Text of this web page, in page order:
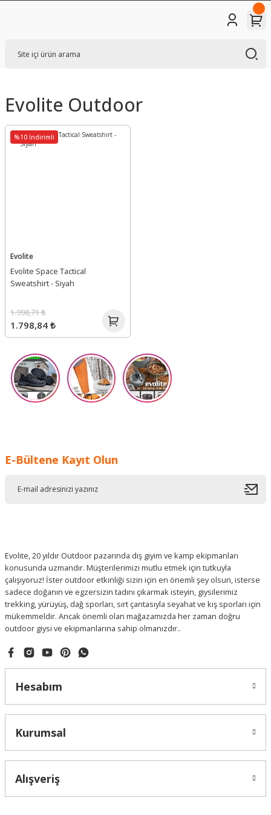
Evolite Outdoor
%10 İndirimli
Evolite
Evolite Space Tactical
Sweatshirt - Siyah
1.798,84 ₺
1.998,71 ₺
E-Bültene Kayıt Olun
Evolite, 20 yıldır Outdoor pazarında dış giyim ve kamp ekipmanları
konusunda uzmandır. Müşterilerimizi mutlu etmek için tutkuyla
çalışıyoruz! İster outdoor etkinliği sizin için en önemli şey olsun, isterse
sadece doğanın ve egzersizin tadını çıkarmak isteyin, giysilerimiz
trekking, yürüyüş, dağ sporları, sırt çantasıyla seyahat ve kış sporları için
mükemmeldir. Ancak önemli olan mağazamızda her zaman doğru
outdoor giysi ve ekipmanlarına sahip olmanızdır..
Hesabım
Kurumsal
Alışveriş